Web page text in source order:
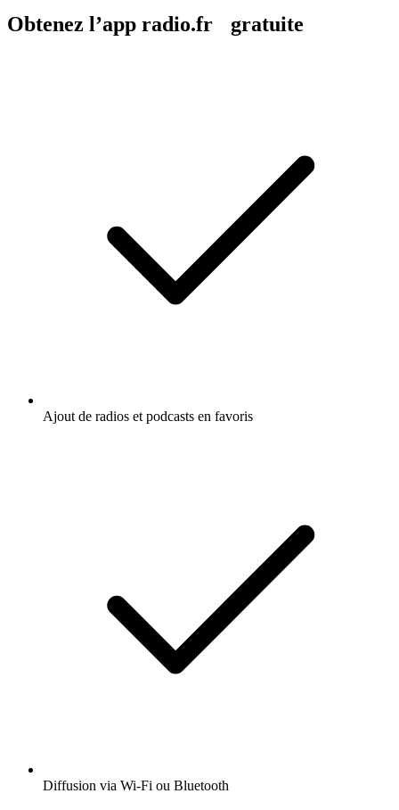
Obtenez l’app radio.fr gratuite
Ajout de radios et podcasts en favoris
Diffusion via Wi-Fi ou Bluetooth